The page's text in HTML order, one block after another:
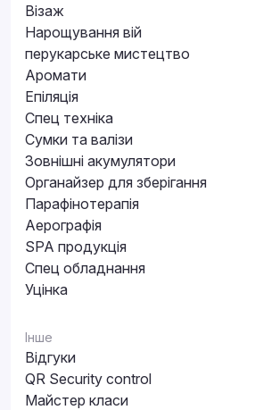
Візаж
Нарощування вій
перукарське мистецтво
Аромати
Епіляція
Спец техніка
Сумки та валізи
Зовнішні акумулятори
Органайзер для зберігання
Парафінотерапія
Аерографія
SPA продукція
Спец обладнання
Уцінка
Інше
Відгуки
QR Security control
Майстер класи